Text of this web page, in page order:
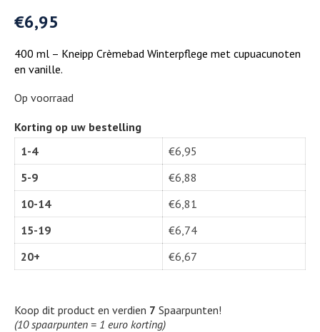
€6,95
400 ml – Kneipp Crèmebad Winterpflege met cupuacunoten
en vanille.
Op voorraad
Korting op uw bestelling
1-4
€6,95
5-9
€6,88
10-14
€6,81
15-19
€6,74
20+
€6,67
Koop dit product en verdien 7 Spaarpunten!
(10 spaarpunten = 1 euro korting)